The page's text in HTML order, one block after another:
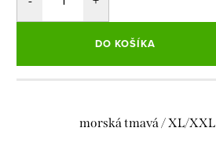
DO KOŠÍKA
morská tmavá / XL/XXL